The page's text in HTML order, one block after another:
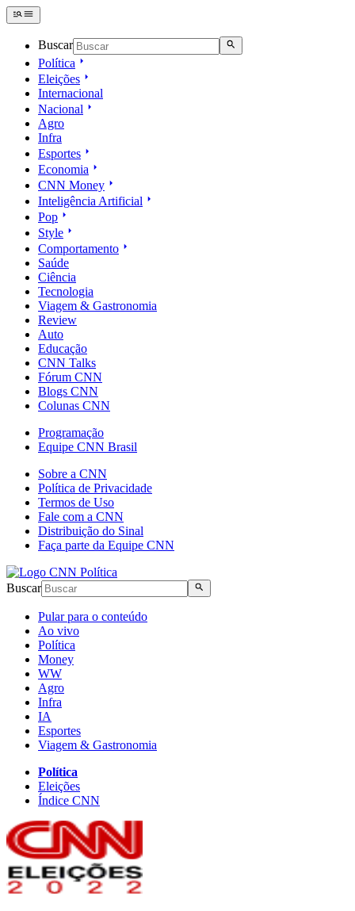
Buscar
Política
Eleições
Internacional
Nacional
Agro
Infra
Esportes
Economia
CNN Money
Inteligência Artificial
Pop
Style
Comportamento
Saúde
Ciência
Tecnologia
Viagem & Gastronomia
Review
Auto
Educação
CNN Talks
Fórum CNN
Blogs CNN
Colunas CNN
Programação
Equipe CNN Brasil
Sobre a CNN
Política de Privacidade
Termos de Uso
Fale com a CNN
Distribuição do Sinal
Faça parte da Equipe CNN
Buscar
Pular para o conteúdo
Ao vivo
Política
Money
WW
Agro
Infra
IA
Esportes
Viagem & Gastronomia
Política
Eleições
Índice CNN